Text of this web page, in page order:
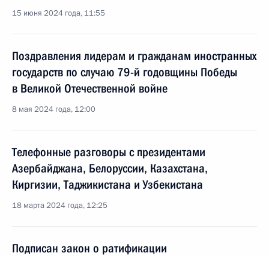
15 июня 2024 года, 11:55
Поздравления лидерам и гражданам иностранных
государств по случаю 79-й годовщины Победы
в Великой Отечественной войне
8 мая 2024 года, 12:00
Телефонные разговоры с президентами
Азербайджана, Белоруссии, Казахстана,
Киргизии, Таджикистана и Узбекистана
18 марта 2024 года, 12:25
Подписан закон о ратификации